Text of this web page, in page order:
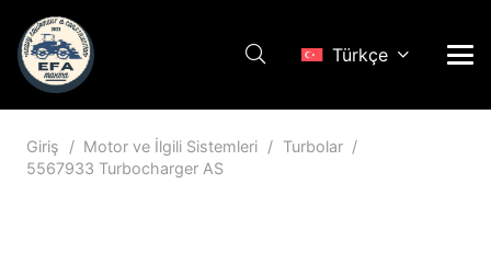
Türkçe
Giriş / Motor ve İlgili Sistemleri / Turbolar /
5567933 Turbocharger AS